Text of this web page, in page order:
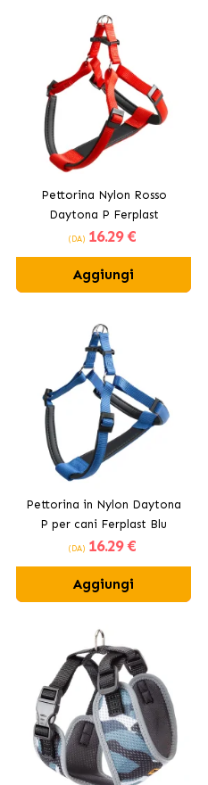
Pettorina Nylon Rosso
Daytona P Ferplast
(DA) 16.29 €
Aggiungi
Pettorina in Nylon Daytona
P per cani Ferplast Blu
(DA) 16.29 €
Aggiungi